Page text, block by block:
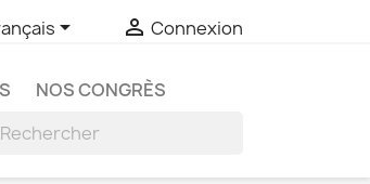
  Connexion
NOS CONGRÈS